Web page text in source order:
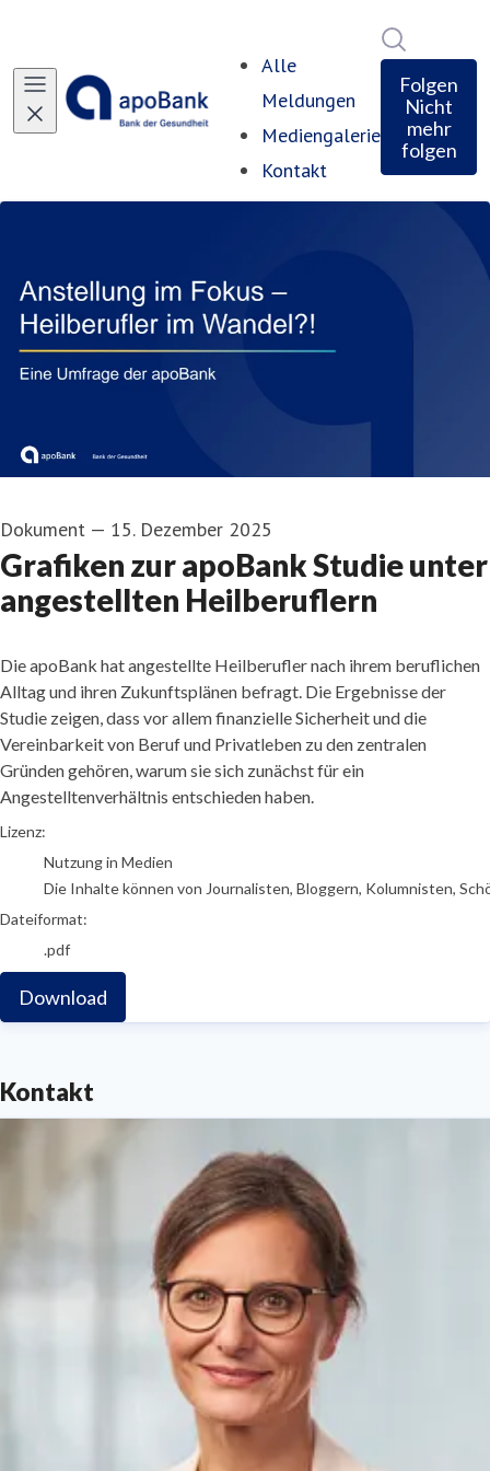
Alle
Meldungen
Mediengalerie
Kontakt
Folgen
Nicht
mehr
folgen
Dokument — 15. Dezember 2025
Grafiken zur apoBank Studie unter
angestellten Heilberuflern
Die apoBank hat angestellte Heilberufler nach ihrem beruflichen
Alltag und ihren Zukunftsplänen befragt. Die Ergebnisse der
Studie zeigen, dass vor allem finanzielle Sicherheit und die
Vereinbarkeit von Beruf und Privatleben zu den zentralen
Gründen gehören, warum sie sich zunächst für ein
Angestelltenverhältnis entschieden haben.
go to media item
Lizenz:
Nutzung in Medien
Die Inhalte können von Journalisten, Bloggern, Kolumnisten,
Dateiformat:
.pdf
Download
Kontakt